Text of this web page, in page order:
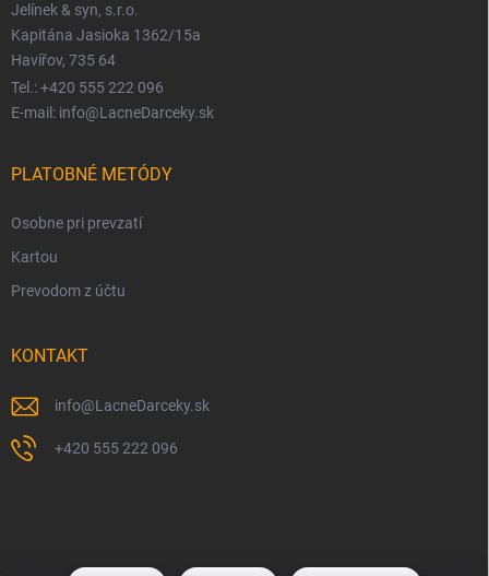
Jelínek & syn, s.r.o.
Kapitána Jasioka 1362/15a
Havířov, 735 64
Tel.: +420 555 222 096
E-mail: info@LacneDarceky.sk
PLATOBNÉ METÓDY
Osobne pri prevzatí
Kartou
Prevodom z účtu
KONTAKT
info@LacneDarceky.sk
+420 555 222 096